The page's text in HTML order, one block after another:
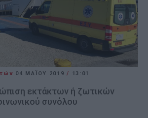
04 ΜΑΪ́ΟΥ 2019/ 13:01
εκτάκτων ή ζωτικών
συνόλου